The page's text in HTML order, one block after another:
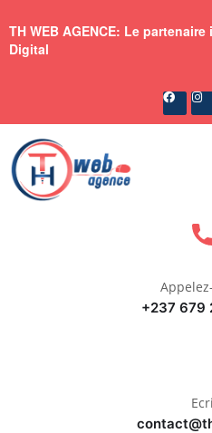
TH WEB AGENCE: Le
Digital
+237 679